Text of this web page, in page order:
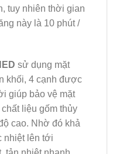
tuy nhiên thời gian
này là 10 phút /
sử dụng mặt
khối, 4 cạnh được
giúp bảo vệ mặt
liệu gốm thủy
cao. Nhờ đó khả
nhiệt lên tới